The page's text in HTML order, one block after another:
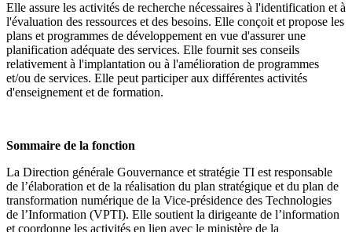
Elle assure les activités de recherche nécessaires à l'identification et à
l'évaluation des ressources et des besoins. Elle conçoit et propose les
plans et programmes de développement en vue d'assurer une
planification adéquate des services. Elle fournit ses conseils
relativement à l'implantation ou à l'amélioration de programmes
et/ou de services. Elle peut participer aux différentes activités
d'enseignement et de formation.
Sommaire de la fonction
La Direction générale Gouvernance et stratégie TI est responsable
de l’élaboration et de la réalisation du plan stratégique et du plan de
transformation numérique de la Vice-présidence des Technologies
de l’Information (VPTI). Elle soutient la dirigeante de l’information
et coordonne les activités en lien avec le ministère de la